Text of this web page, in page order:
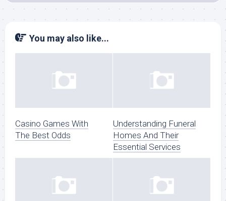
You may also like...
Casino Games With
The Best Odds
Understanding Funeral
Homes And Their
Essential Services